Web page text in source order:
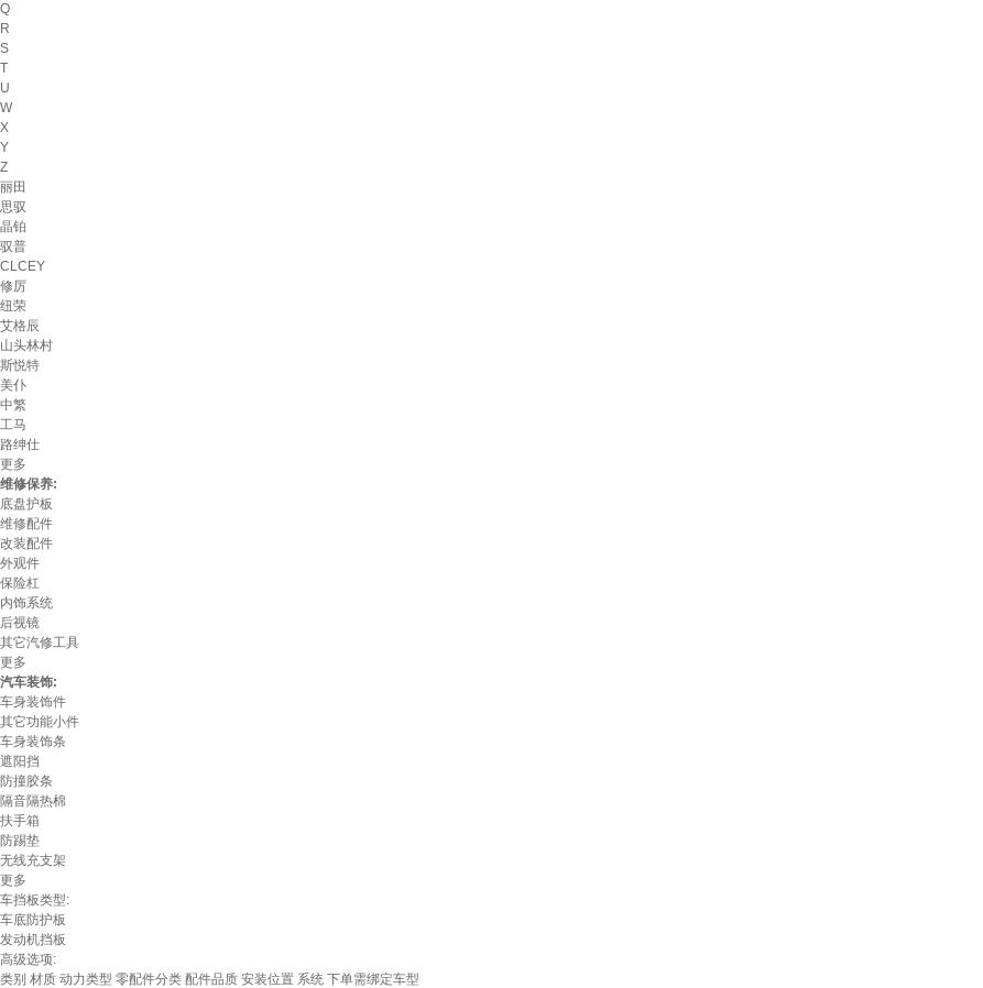
Q
R
S
T
U
W
X
Y
Z
丽田
思驭
晶铂
驭普
CLCEY
修厉
纽荣
艾格辰
山头林村
斯悦特
美仆
中繁
工马
路绅仕
更多
维修保养:
底盘护板
维修配件
改装配件
外观件
保险杠
内饰系统
后视镜
其它汽修工具
更多
汽车装饰:
车身装饰件
其它功能小件
车身装饰条
遮阳挡
防撞胶条
隔音隔热棉
扶手箱
防踢垫
无线充支架
更多
车挡板类型:
车底防护板
发动机挡板
高级选项:
类别 材质 动力类型 零配件分类 配件品质 安装位置 系统 下单需绑定车型